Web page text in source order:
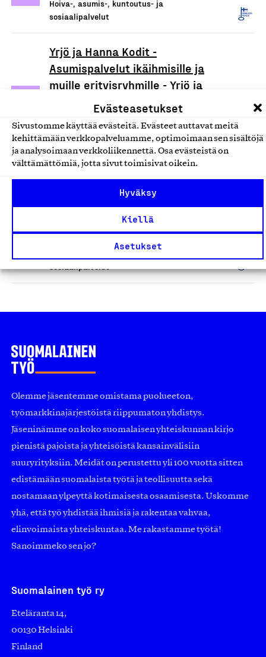
Evästeasetukset
Sivustomme käyttää evästeitä. Evästeet auttavat meitä
kehittämään verkkopalveluamme, optimoimaan sen sisältöjä
ja analysoimaan verkkoliikennettä. Osa evästeistä on
välttämättömiä, jotta sivut toimisivat oikein.
Hyväksy
Kiellä
Asetukset
Hoiva-, asumis-, kuntoutus- ja
sosiaalipalvelut
Yrjö ja Hanna Kodit -
Asumispalvelut ikäihmisille ja
muille erityisryhmille - Yrjö ja
Hanna Hoivapalvelut Oy
Yrjö ja Hanna Hoivapalvelut Oy, Palvelu
Hoiva-, asumis-, kuntoutus- ja
sosiaalipalvelut
Asumispalvelut ikäihmisille ja
muille erityisryhmille
Yrjö ja Hanna -säätiö sr, Palvelu
sosiaalipalvelut
Olemme jäsentemme omistama puolueeton,
työmarkkinajärjestöistä riippumaton yhdistys.
Jäseninämme on koko suomalaisen yhteiskunnan kirjo
pienistä pajoista ja yhteisöistä kansainvälisiin
suuryrityksiin. Meidät on perustettu yli 100 vuotta sitten
edistämään suomalaista työtä ja teollisuutta sekä
nostamaan ylpeyttä kotimaisesta osaamisesta. Uskomme
yhä, että työ yhdistää ihmisiä ja rakentaa vahvaa,
elinvoimaista yhteiskuntaa. Me rakastamme työtä!
Sanoimmeko sen jo?
Suomalainen työ ry
Eteläranta 14,
00130 Helsinki
Finland